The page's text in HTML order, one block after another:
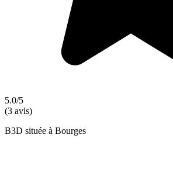
5.0/5
(3 avis)
B3D située à Bourges